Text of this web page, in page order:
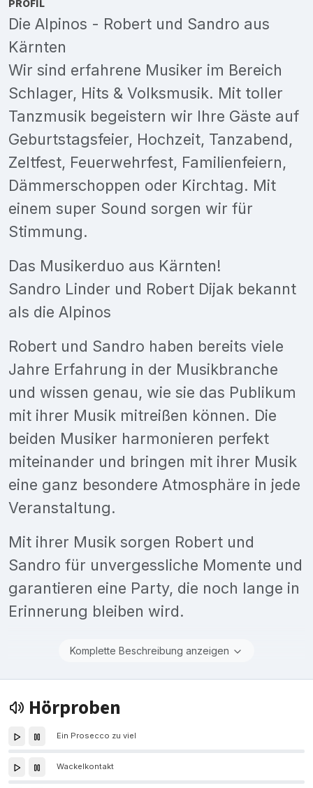
Die Alpinos - Robert und Sandro aus
Kärnten
Wir sind erfahrene Musiker im Bereich
Schlager, Hits & Volksmusik. Mit toller
Tanzmusik begeistern wir Ihre Gäste auf
Geburtstagsfeier, Hochzeit, Tanzabend,
Zeltfest, Feuerwehrfest, Familienfeiern,
Dämmerschoppen oder Kirchtag. Mit
einem super Sound sorgen wir für
Stimmung.
Das Musikerduo aus Kärnten!
Sandro Linder und Robert Dijak bekannt
als die Alpinos
Robert und Sandro haben bereits viele
Jahre Erfahrung in der Musikbranche
und wissen genau, wie sie das Publikum
mit ihrer Musik mitreißen können. Die
beiden Musiker harmonieren perfekt
miteinander und bringen mit ihrer Musik
eine ganz besondere Atmosphäre in jede
Veranstaltung.
Mit ihrer Musik sorgen Robert und
Sandro für unvergessliche Momente und
garantieren eine Party, die noch lange in
Erinnerung bleiben wird.
Komplette Beschreibung anzeigen
Hörproben
Ein Prosecco zu viel
Wackelkontakt